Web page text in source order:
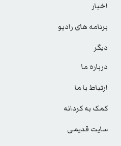
اخبار
برنامه های رادیو
دیگر
درباره ما
ارتباط با ما
کمک به کردانه
سایت قدیمی